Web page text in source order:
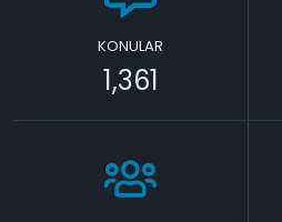
KONULAR
1,361